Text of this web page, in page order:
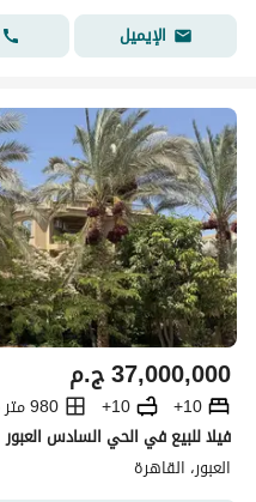
الإيميل
ج.م37,000,000
10+
10+
980 متر مربع
فيلا للبيع في الحي السادس العبور
العبور، القاهرة